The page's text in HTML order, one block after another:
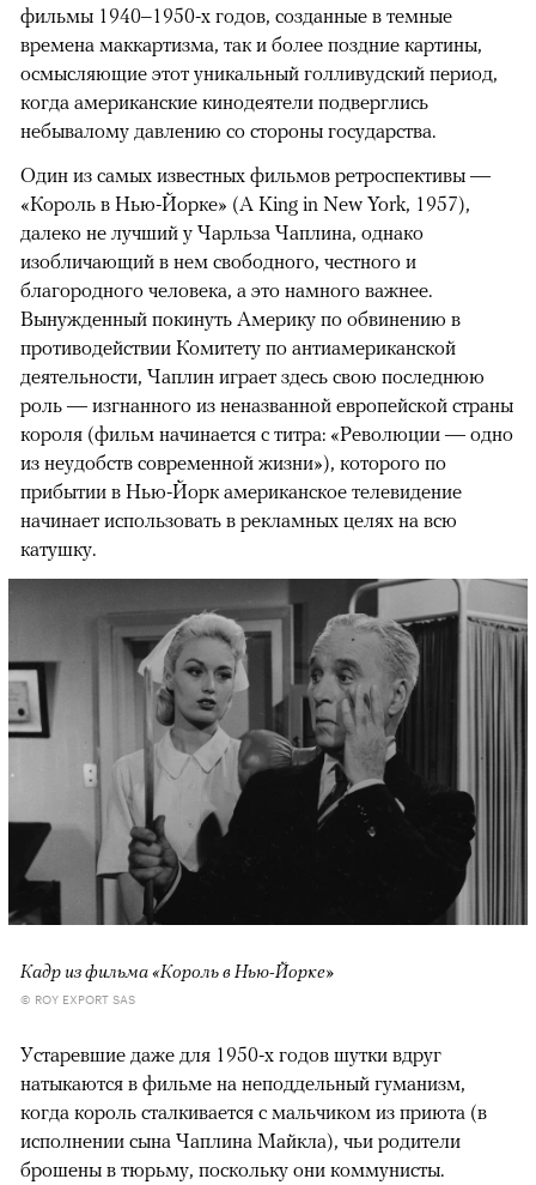
фильмы 1940–1950-х годов, созданные в темные
времена маккартизма, так и более поздние картины,
осмысляющие этот уникальный голливудский период,
когда американские кинодеятели подверглись
небывалому давлению со стороны государства.
Один из самых известных фильмов ретроспективы —
«Король в Нью-Йорке» (A King in New York, 1957),
далеко не лучший у Чарльза Чаплина, однако
изобличающий в нем свободного, честного и
благородного человека, а это намного важнее.
Вынужденный покинуть Америку по обвинению в
противодействии Комитету по антиамериканской
деятельности, Чаплин играет здесь свою последнюю
роль — изгнанного из неназванной европейской страны
короля (фильм начинается с титра: «Революции — одно
из неудобств современной жизни»), которого по
прибытии в Нью-Йорк американское телевидение
начинает использовать в рекламных целях на всю
катушку.
Кадр из фильма «Король в Нью-Йорке»
© ROY EXPORT SAS
Устаревшие даже для 1950-х годов шутки вдруг
натыкаются в фильме на неподдельный гуманизм,
когда король сталкивается с мальчиком из приюта (в
исполнении сына Чаплина Майкла), чьи родители
брошены в тюрьму, поскольку они коммунисты.